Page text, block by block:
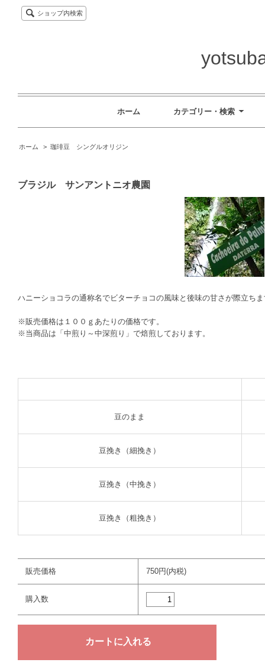
ショップ内検索
ホーム カテゴリー・検索
ホーム > 珈琲豆 シングルオリジン
ブラジル サンアントニオ
ハニーショコラの通称名でビターチョコの風味と後味の甘さが際立ち
※販売価格は１００ｇあたりの価格です。
※当商品は「中煎り～中深煎り」で焙煎しております。
豆のまま
豆挽き（細挽き）
豆挽き（中挽き）
豆挽き（粗挽き）
販売価格 750円(内税)
購入数